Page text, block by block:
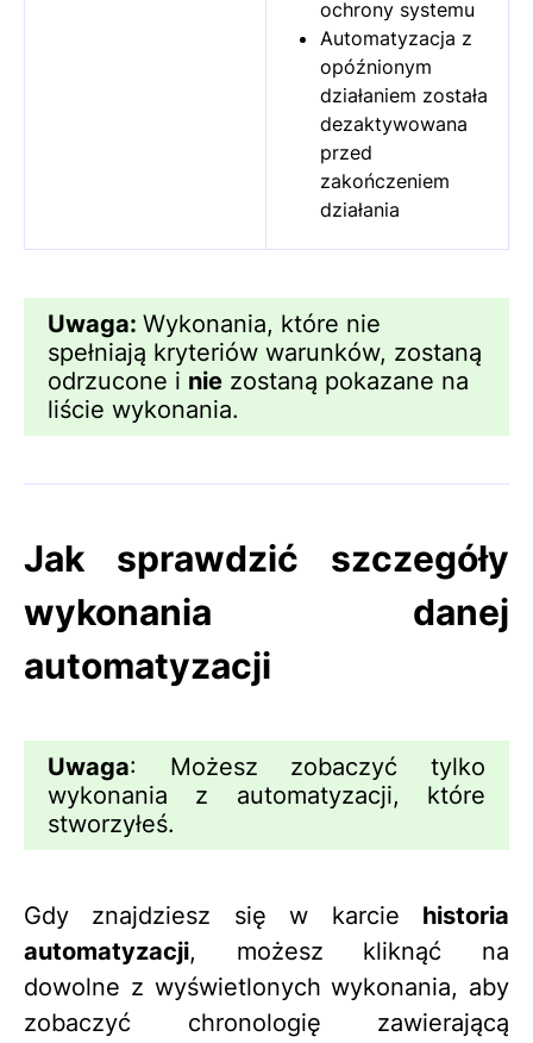
ochrony systemu
Automatyzacja z
opóźnionym
działaniem została
dezaktywowana
przed
zakończeniem
działania
Uwaga: Wykonania, które nie
spełniają kryteriów warunków, zostaną
odrzucone i nie zostaną pokazane na
liście wykonania.
Jak sprawdzić szczegóły
wykonania danej
automatyzacji
Uwaga: Możesz zobaczyć tylko
wykonania z automatyzacji, które
stworzyłeś.
Gdy znajdziesz się w karcie historia
automatyzacji, możesz kliknąć na
dowolne z wyświetlonych wykonania, aby
zobaczyć chronologię zawierającą